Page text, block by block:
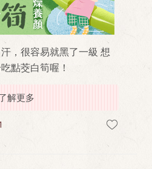
，很容易就黑了一級 想
點茭白筍喔！
解更多